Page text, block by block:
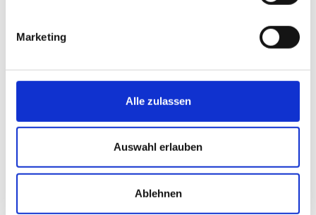
Marketing
Alle zulassen
Auswahl erlauben
Ablehnen